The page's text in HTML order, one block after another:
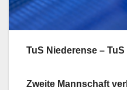
TuS Niederense –
Zweite Mannschaft